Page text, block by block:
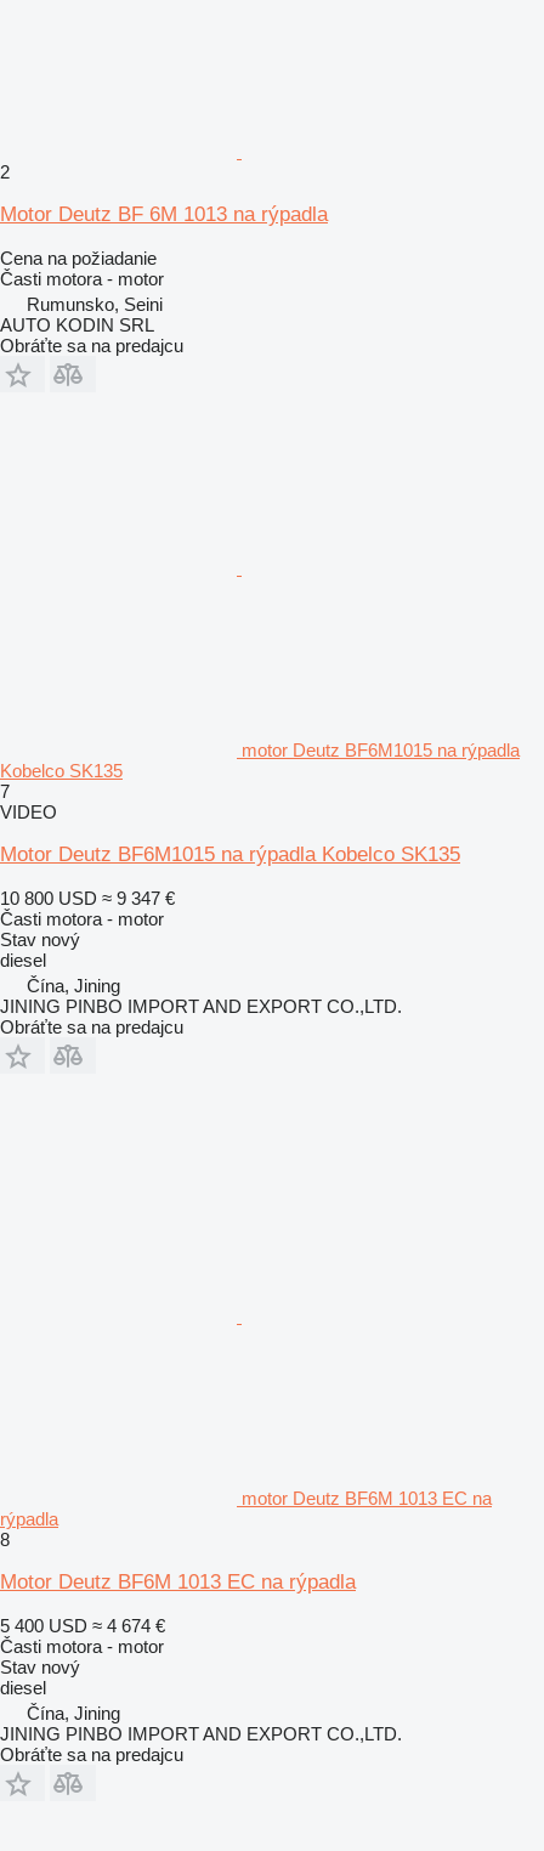
2
Motor Deutz BF 6M 1013 na rýpadla
Cena na požiadanie
Časti motora - motor
Rumunsko, Seini
AUTO KODIN SRL
Obráťte sa na predajcu
motor Deutz BF6M1015 na rýpadla
Kobelco SK135
7
VIDEO
Motor Deutz BF6M1015 na rýpadla Kobelco SK135
10 800 USD ≈ 9 347 €
Časti motora - motor
Stav nový
diesel
Čína, Jining
JINING PINBO IMPORT AND EXPORT CO.,LTD.
Obráťte sa na predajcu
motor Deutz BF6M 1013 EC na
rýpadla
8
Motor Deutz BF6M 1013 EC na rýpadla
5 400 USD ≈ 4 674 €
Časti motora - motor
Stav nový
diesel
Čína, Jining
JINING PINBO IMPORT AND EXPORT CO.,LTD.
Obráťte sa na predajcu